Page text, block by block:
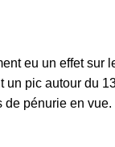
par type de
eu un effet sur
pic autour du
de pénurie en vue.